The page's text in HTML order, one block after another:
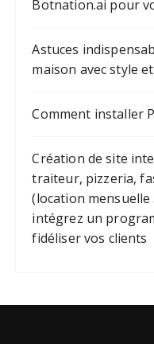
Botnation.ai pour
Astuces
maison avec style
Comment installer
Création de site
traiteur, pizzeria,
(location mensuelle
intégrez un
fidéliser vos clients